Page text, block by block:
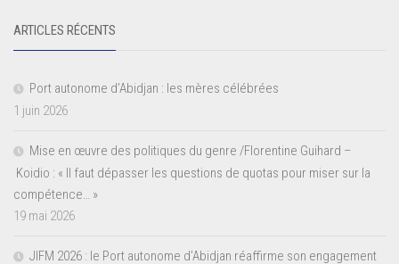
ARTICLES RÉCENTS
Port autonome d’Abidjan : les mères célébrées
1 juin 2026
Mise en œuvre des politiques du genre /Florentine Guihard –
Koidio : « Il faut dépasser les questions de quotas pour miser sur la
compétence… »
19 mai 2026
JIFM 2026 : le Port autonome d’Abidjan réaffirme son engagement